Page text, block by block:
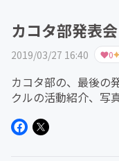
カコタ部発表会
2019/03/27 16:40 0
カコタ部の、最後の
クルの活動紹介、写
どもが考えたタイト